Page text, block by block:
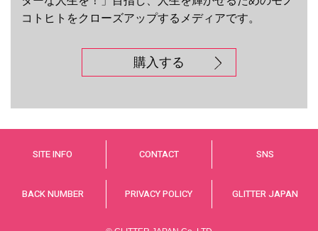
コトヒトをクローズアップするメディアです。
購入する
SITE INFO CONTACT SNS
BACK NUMBER PRIVACY POLICY GLITTER JAPAN